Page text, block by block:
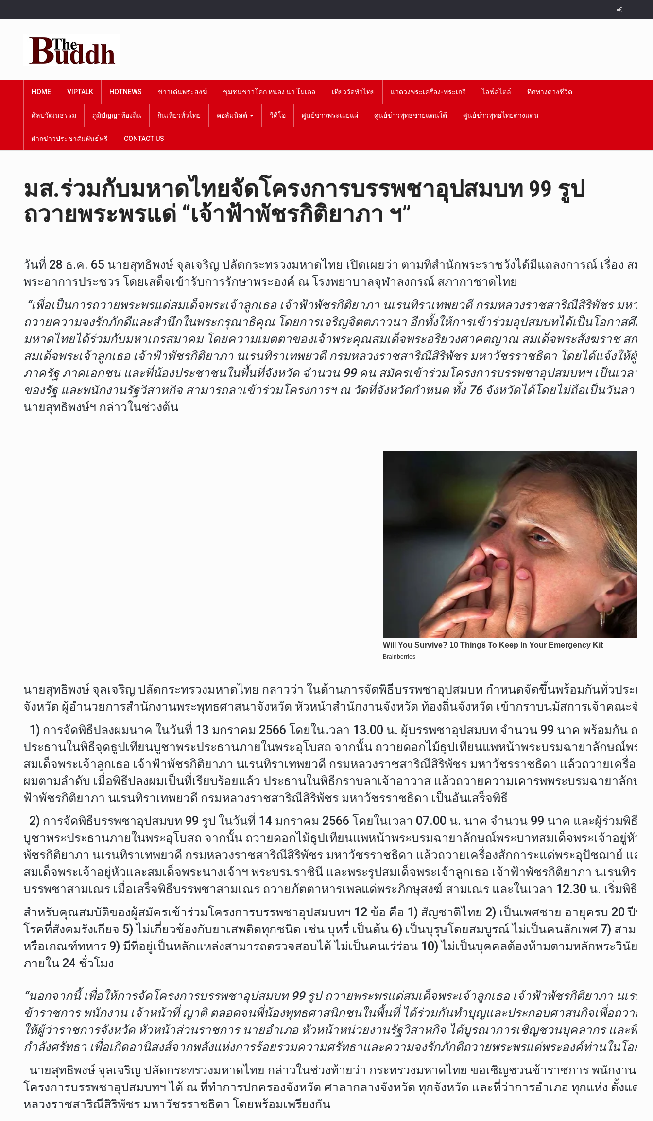
HOME VIPTALK HOTNEWS ข่าวเด่นพระสงฆ์ ชุมชนชาวโคก หนอง นา โมเดล เที่ยววัดทั่วไทย แวดวงพระเครื่อง-พระเกจิ ไลฟ์สไตล์ ทิศทางดวงชีวิต
ศิลปวัฒนธรรม ภูมิปัญญาท้องถิ่น กินเที่ยวทั่วไทย คอลัมนิสต์ วีดีโอ ศูนย์ข่าวพระเผยแผ่ ศูนย์ข่าวพุทธชายแดนใต้ ศูนย์ข่าวพุทธไทยต่างแดน
ฝากข่าวประชาสัมพันธ์ฟรี CONTACT US
มส.ร่วมกับมหาดไทยจัดโครงการบรรพชาอุปสมบท 99 รูป
ถวายพระพรแด่ “เจ้าฟ้าพัชรกิติยาภา ฯ”
วันที่ 28 ธ.ค. 65 นายสุทธิพงษ์ จุลเจริญ ปลัดกระทรวงมหาดไทย เปิดเผยว่า ตามที่สำนักพระราชวังได้มีแถลงการณ์ เรื่อง ส
พระอาการประชวร โดยเสด็จเข้ารับการรักษาพระองค์ ณ โรงพยาบาลจุฬาลงกรณ์ สภากาชาดไทย
“เพื่อเป็นการถวายพระพรแด่สมเด็จพระเจ้าลูกเธอ เจ้าฟ้าพัชรกิติยาภา นเรนทิราเทพยวดี กรมหลวงราชสาริณีสิริพัชร มห
ถวายความจงรักภักดีและสำนึกในพระกรุณาธิคุณ โดยการเจริญจิตตภาวนา อีกทั้งให้การเข้าร่วมอุปสมบทได้เป็นโอกาสศึ
มหาดไทยได้ร่วมกับมหาเถรสมาคม โดยความเมตตาของเจ้าพระคุณสมเด็จพระอริยวงศาคตญาณ สมเด็จพระสังฆราช สก
สมเด็จพระเจ้าลูกเธอ เจ้าฟ้าพัชรกิติยาภา นเรนทิราเทพยวดี กรมหลวงราชสาริณีสิริพัชร มหาวัชรราชธิดา โดยได้แจ้งให้
ภาครัฐ ภาคเอกชน และพี่น้องประชาชนในพื้นที่จังหวัด จำนวน 99 คน สมัครเข้าร่วมโครงการบรรพชาอุปสมบทฯ เป็นเวล
ของรัฐ และพนักงานรัฐวิสาหกิจ สามารถลาเข้าร่วมโครงการฯ ณ วัดที่จังหวัดกำหนด ทั้ง 76 จังหวัดได้โดยไม่ถือเป็นวันลา เส
นายสุทธิพงษ์ฯ กล่าวในช่วงต้น
นายสุทธิพงษ์ จุลเจริญ ปลัดกระทรวงมหาดไทย กล่าวว่า ในด้านการจัดพิธีบรรพชาอุปสมบท กำหนดจัดขึ้นพร้อมกันทั่วประเ
จังหวัด ผู้อำนวยการสำนักงานพระพุทธศาสนาจังหวัด หัวหน้าสำนักงานจังหวัด ท้องถิ่นจังหวัด เข้ากราบนมัสการเจ้าคณะจั
1) การจัดพิธีปลงผมนาค ในวันที่ 13 มกราคม 2566 โดยในเวลา 13.00 น. ผู้บรรพชาอุปสมบท จำนวน 99 นาค พร้อมกัน ณ
ประธานในพิธีจุดธูปเทียนบูชาพระประธานภายในพระอุโบสถ จากนั้น ถวายดอกไม้ธูปเทียนแพหน้าพระบรมฉายาลักษณ์พร
สมเด็จพระเจ้าลูกเธอ เจ้าฟ้าพัชรกิติยาภา นเรนทิราเทพยวดี กรมหลวงราชสาริณีสิริพัชร มหาวัชรราชธิดา แล้วถวายเครื่
ผมตามลำดับ เมื่อพิธีปลงผมเป็นที่เรียบร้อยแล้ว ประธานในพิธีกราบลาเจ้าอาวาส แล้วถวายความเคารพพระบรมฉายาลักษ
ฟ้าพัชรกิติยาภา นเรนทิราเทพยวดี กรมหลวงราชสาริณีสิริพัชร มหาวัชรราชธิดา เป็นอันเสร็จพิธี
2) การจัดพิธีบรรพชาอุปสมบท 99 รูป ในวันที่ 14 มกราคม 2566 โดยในเวลา 07.00 น. นาค จำนวน 99 นาค และผู้ร่วมพิ
บูชาพระประธานภายในพระอุโบสถ จากนั้น ถวายดอกไม้ธูปเทียนแพหน้าพระบรมฉายาลักษณ์พระบาทสมเด็จพระเจ้าอยู่หัว
พัชรกิติยาภา นเรนทิราเทพยวดี กรมหลวงราชสาริณีสิริพัชร มหาวัชรราชธิดา แล้วถวายเครื่องสักการะแด่พระอุปัชฌาย์ แล
สมเด็จพระเจ้าอยู่หัวและสมเด็จพระนางเจ้าฯ พระบรมราชินี และพระรูปสมเด็จพระเจ้าลูกเธอ เจ้าฟ้าพัชรกิติยาภา นเรน
บรรพชาสามเณร เมื่อเสร็จพิธีบรรพชาสามเณร ถวายภัตตาหารเพลแด่พระภิกษุสงฆ์ สามเณร และในเวลา 12.30 น. เริ่มพิธี
สำหรับคุณสมบัติของผู้สมัครเข้าร่วมโครงการบรรพชาอุปสมบทฯ 12 ข้อ คือ 1) สัญชาติไทย 2) เป็นเพศชาย อายุครบ 20 ปี
โรคที่สังคมรังเกียจ 5) ไม่เกี่ยวข้องกับยาเสพติดทุกชนิด เช่น บุหรี่ เป็นต้น 6) เป็นบุรุษโดยสมบูรณ์ ไม่เป็นคนลักเพศ 7) ส
หรือเกณฑ์ทหาร 9) มีที่อยู่เป็นหลักแหล่งสามารถตรวจสอบได้ ไม่เป็นคนเร่ร่อน 10) ไม่เป็นบุคคลต้องห้ามตามหลักพระวินัย
ภายใน 24 ชั่วโมง
“นอกจากนี้ เพื่อให้การจัดโครงการบรรพชาอุปสมบท 99 รูป ถวายพระพรแด่สมเด็จพระเจ้าลูกเธอ เจ้าฟ้าพัชรกิติยาภา นเ
ข้าราชการ พนักงาน เจ้าหน้าที่ ญาติ ตลอดจนพี่น้องพุทธศาสนิกชนในพื้นที่ ได้ร่วมกันทำบุญและประกอบศาสนกิจเพื่อถวายพ
ให้ผู้ว่าราชการจังหวัด หัวหน้าส่วนราชการ นายอำเภอ หัวหน้าหน่วยงานรัฐวิสาหกิจ ได้บูรณาการเชิญชวนบุคลากร และ
กำลังศรัทธา เพื่อเกิดอานิสงส์จากพลังแห่งการร้อยรวมความศรัทธาและความจงรักภักดีถวายพระพรแด่พระองค์ท่านในโอกา
นายสุทธิพงษ์ จุลเจริญ ปลัดกระทรวงมหาดไทย กล่าวในช่วงท้ายว่า กระทรวงมหาดไทย ขอเชิญชวนข้าราชการ พนักงา
โครงการบรรพชาอุปสมบทฯ ได้ ณ ที่ทำการปกครองจังหวัด ศาลากลางจังหวัด ทุกจังหวัด และที่ว่าการอำเภอ ทุกแห่ง ตั้งแต่
หลวงราชสาริณีสิริพัชร มหาวัชรราชธิดา โดยพร้อมเพรียงกัน